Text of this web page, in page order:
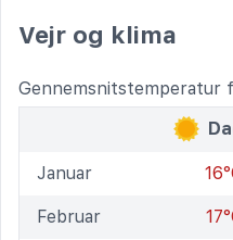
Vejr og klima
Gennemsnitstemperatur
Januar
Februar